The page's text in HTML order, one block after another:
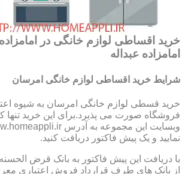
خرید اقساطی لوازم خانگی در
امامزاده عبداله
شرایط خرید اقساطی لوازم خانگی امرسان
خرید قسطی لوازم خانگی امرسان به شیوه
فروشگاه صورت می پذیرد.برای این خرید تنها
نمایید و یک پیش فاکتور دریافت کنید.
با دریافت این پیش فاکتور به بانک قرض
از بانک های طرف قرارداد فروش اعتباری